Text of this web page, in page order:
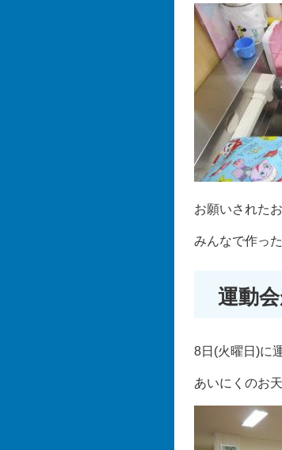
お願いされた
みんなで作っ
運動
8日(火曜日)に
あいにくのお